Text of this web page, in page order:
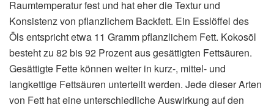
Raumtemperatur fest und hat eher die Textur und
Konsistenz von pflanzlichem Backfett. Ein Esslöffel des
Öls entspricht etwa 11 Gramm pflanzlichem Fett. Kokosöl
besteht zu 82 bis 92 Prozent aus gesättigten Fettsäuren.
Gesättigte Fette können weiter in kurz-, mittel- und
langkettige Fettsäuren unterteilt werden. Jede dieser Arten
von Fett hat eine unterschiedliche Auswirkung auf den